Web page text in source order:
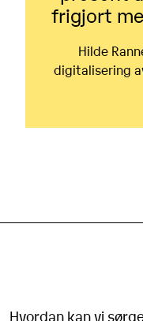
frigjort
Hilde
digitalisering
Hvordan kan vi